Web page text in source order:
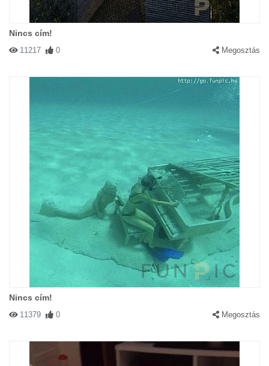
Nincs cím!
11217 0 Megosztás
Nincs cím!
11379 0 Megosztás